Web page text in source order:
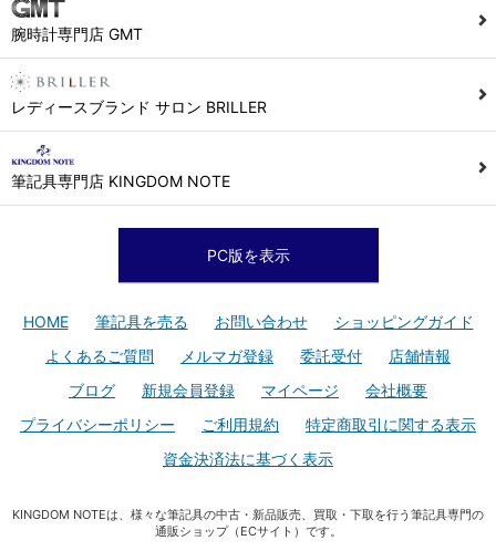
腕時計専門店 GMT
レディースブランド サロン BRILLER
筆記具専門店 KINGDOM NOTE
PC版を表示
HOME 筆記具を売る お問い合わせ
ショッピングガイド
よくあるご質問
メルマガ登録 委託受付
店舗情報
ブログ
新規会員登録 マイページ
会社概要
プライバシーポリシー
ご利用規約
特定商取引に関する表示
資金決済法に基づく表示
KINGDOM NOTEは、様々な筆記具の中古・新品販売、買取・下取を行う筆記具専門の
通販ショップ（ECサイト）です。